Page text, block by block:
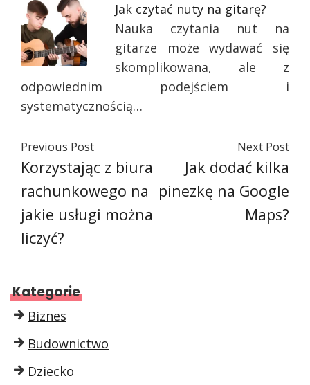
Jak czytać nuty na gitarę?
Nauka czytania nut na
gitarze może wydawać się
skomplikowana, ale z
odpowiednim podejściem i
systematycznością…
Previous Post
Korzystając z biura
rachunkowego na
jakie usługi można
liczyć?
Next Post
Jak dodać kilka
pinezkę na Google
Maps?
Kategorie
Biznes
Budownictwo
Dziecko